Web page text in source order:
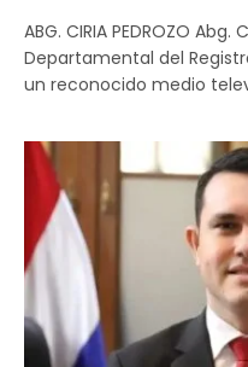
ABG. CIRIA PEDROZO
Departamental del
un reconocido medio